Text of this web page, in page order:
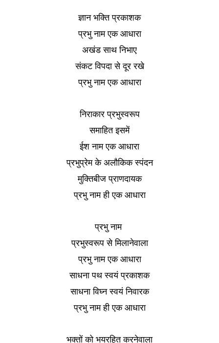
ज्ञान भक्ति प्रकाशक
प्रभु नाम एक आधारा
अखंड साथ निभाए
संकट विपदा से दूर रखे
प्रभु नाम एक आधारा
निराकार प्रभुस्वरूप
समाहित इसमें
ईश नाम एक आधारा
प्रभुप्रेम के अलौकिक स्पंदन
मुक्तिबीज प्राणदायक
प्रभु नाम ही एक आधारा
प्रभु नाम
प्रभुस्वरूप से मिलानेवाला
प्रभु नाम एक आधारा
साधना पथ स्वयं प्रकाशक
साधना विघ्न स्वयं निवारक
प्रभु नाम ही एक आधारा
भक्तों को भयरहित करनेवाला